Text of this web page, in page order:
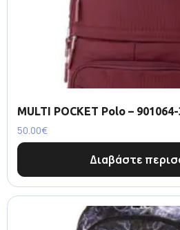
MULTI POCKET Polo –
50.00€
Διαβάστε